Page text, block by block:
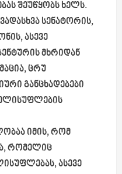
შეუწყობს ხელს.
სენატორის,
ასევე
მხრიდან
ცრუ
განცხადებები
იმის, რომ
რომელიც
ასევე